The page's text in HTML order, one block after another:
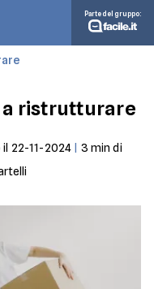
Parte del gruppo:
a ristrutturare
22-11-2024 3 min di